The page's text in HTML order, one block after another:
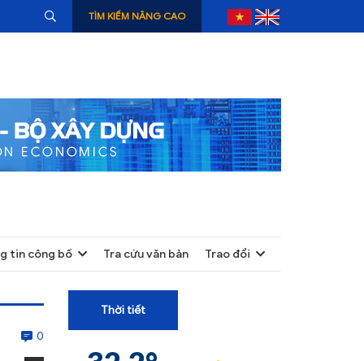
TÌM KIẾM NÂNG CAO
tin công bố Tra cứu văn bản Trao đổi
0
Thời tiết